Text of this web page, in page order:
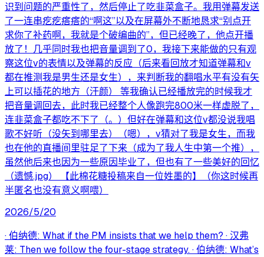
识到问题的严重性了，然后停止了吃韭菜盒子。我用弹幕发送
了一连串疙疙瘩瘩的“啊这”以及在屏幕外不断地恳求“别点开
求你了补药啊，我就是个破编曲的”，但已经晚了，他点开播
放了！几乎同时我也把音量调到了0，我接下来能做的只有观
察这位v的表情以及弹幕的反应（后来看回放才知道弹幕和v
都在推测我是男生还是女生），来判断我的翻唱水平有没有矢
上可以插花的地方（汗颜） 等我确认已经播放完的时候我才
把音量调回去，此时我已经整个人像跑完800米一样虚脱了，
连韭菜盒子都吃不下了（。）但好在弹幕和这位v都没说我唱
歌不好听（没矢到哪里去）（嗯），v猜对了我是女生，而我
也在他的直播间里驻足了下来（成为了我人生中第一个推），
虽然他后来也因为一些原因毕业了，但也有了一些美好的回忆
（遗憾.jpg） 【此棉花糖投稿来自一位姓墨的】（你这时候再
半匿名也没有意义啊喂）
2026/5/20
· 伯纳德: What if the PM insists that we help them? · 汉弗
莱: Then we follow the four-stage strategy. · 伯纳德: What’s